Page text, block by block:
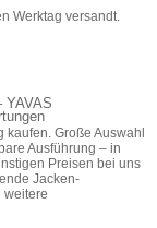
Werktag versandt.
Große Auswahl
Ausführung – in
Preisen bei uns
Jacken-
weitere